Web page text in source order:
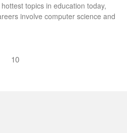
topics in education today,
involve computer science and
10